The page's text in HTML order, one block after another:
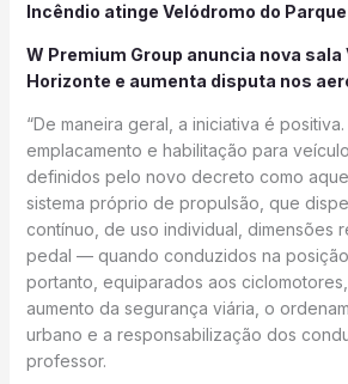
Incêndio atinge Velódromo do
W Premium Group anuncia nova sala
Horizonte e aumenta disputa nos
“De maneira geral, a iniciativa é
emplacamento e habilitação para
definidos pelo novo decreto como
sistema próprio de propulsão, que
contínuo, de uso individual, dimensões
pedal — quando conduzidos na posição
portanto, equiparados aos
aumento da segurança viária, o
urbano e a responsabilização dos
professor.